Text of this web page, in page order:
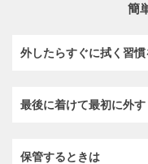
簡
外したらすぐに拭く習慣
最後に着けて最初に外す
保管するときは